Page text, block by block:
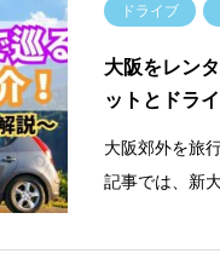
ドライブ
大阪をレン
ットとドラ
大阪郊外を旅
記事では、新